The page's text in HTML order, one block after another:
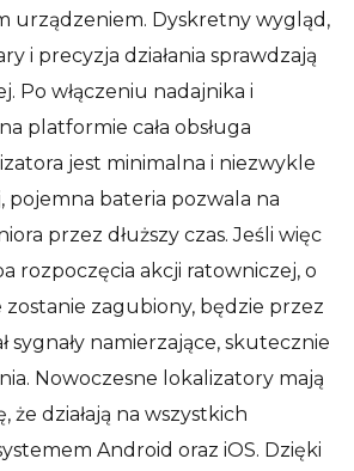
urządzeniem. Dyskretny wygląd,
i precyzja działania sprawdzają
Po włączeniu nadajnika i
platformie cała obsługa
jest minimalna i niezwykle
pojemna bateria pozwala na
przez dłuższy czas. Jeśli więc
rozpoczęcia akcji ratowniczej, o
zagubiony, będzie przez
sygnały namierzające, skutecznie
Nowoczesne lokalizatory mają
że działają na wszystkich
Android oraz iOS. Dzięki